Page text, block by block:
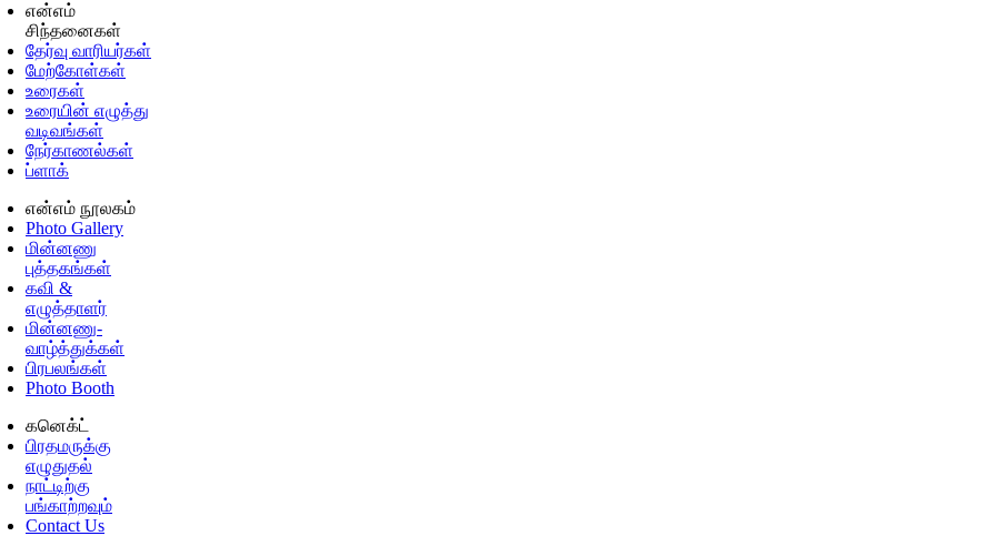
என்எம்
சிந்தனைகள்
தேர்வு வாரியர்கள்
மேற்கோள்கள்
உரைகள்
உரையின் எழுத்து
வடிவங்கள்
நேர்காணல்கள்
ப்ளாக்
என்எம் நூலகம்
Photo Gallery
மின்னணு
புத்தகங்கள்
கவி &
எழுத்தாளர்
மின்னணு-
வாழ்த்துக்கள்
பிரபலங்கள்
Photo Booth
கனெக்ட்
பிரதமருக்கு
எழுதுதல்
நாட்டிற்கு
பங்காற்றவும்
Contact Us